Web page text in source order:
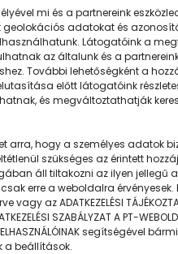
mi és a partnereink
geolokációs adatokat és
Látogatóink a
az általunk és a
További lehetőségként a
előtt látogatóink
és megváltoztathatják
arra, hogy a személyes adatok
szükséges az érintett
áll tiltakozni az ilyen jellegű
erre a weboldalra érvényesek.
vagy az ADATKEZELÉSI
SZABÁLYZAT A PT-
segítségével
a beállítások.